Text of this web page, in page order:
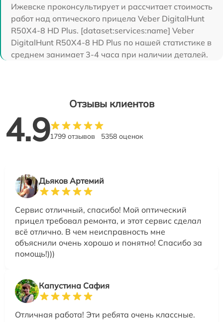
Ижевске проконсультирует и рассчитает стоимость
работ над оптического прицела Veber DigitalHunt
R50X4-8 HD Plus. [dataset:services:name] Veber
DigitalHunt R50X4-8 HD Plus по нашей статистике в
среднем занимает 3-4 часа при наличии деталей.
Отзывы клиентов
4.91799 отзывов 5358 оценок
Дьяков Артемий
Сервис отличный, спасибо! Мой оптический
прицел требовал ремонта, и этот сервис сделал
всё отлично. В чем неисправность мне
объяснили очень хорошо и понятно! Спасибо за
помощь!)))
Капустина Сафия
Отличная работа! Эти ребята очень классные.